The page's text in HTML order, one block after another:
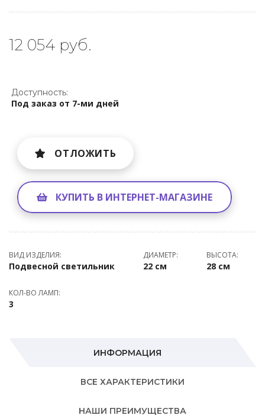
12 054 руб.
Доступность:
Под заказ от 7-ми дней
ОТЛОЖИТЬ
КУПИТЬ В ИНТЕРНЕТ-МАГАЗИНЕ
ВИД ИЗДЕЛИЯ:
Подвесной светильник
ДИАМЕТР:
22 см
ВЫСОТА:
28 см
КОЛ-ВО ЛАМП:
3
ИНФОРМАЦИЯ
ВСЕ ХАРАКТЕРИСТИКИ
НАШИ ПРЕИМУЩЕСТВА